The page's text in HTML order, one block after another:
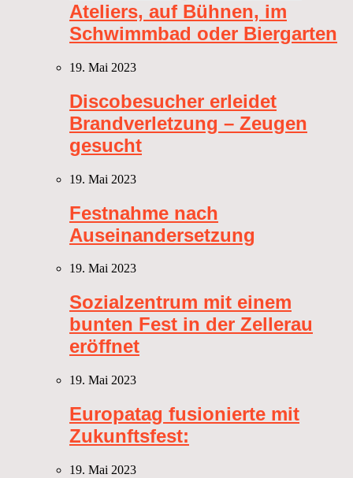
Ateliers, auf Bühnen, im
Schwimmbad oder Biergarten
19. Mai 2023
Discobesucher erleidet
Brandverletzung – Zeugen
gesucht
19. Mai 2023
Festnahme nach
Auseinandersetzung
19. Mai 2023
Sozialzentrum mit einem
bunten Fest in der Zellerau
eröffnet
19. Mai 2023
Europatag fusionierte mit
Zukunftsfest:
19. Mai 2023